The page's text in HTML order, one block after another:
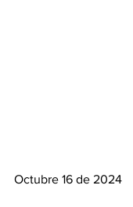
Octubre 16 de 2024